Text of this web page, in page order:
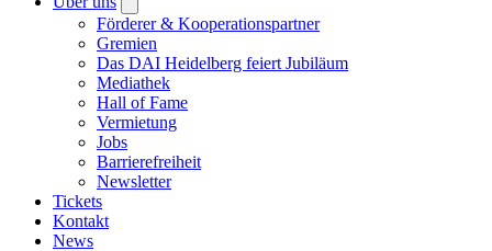
submenu
Förderer & Kooperationspartner
Gremien
Das DAI Heidelberg feiert Jubiläum
Mediathek
Hall of Fame
Vermietung
Jobs
Barrierefreiheit
Newsletter
Tickets
Kontakt
News